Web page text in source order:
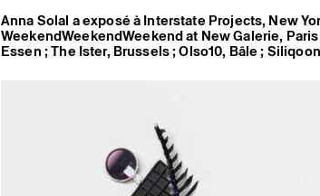
Anna Solal a exposé à Interstate Projects, New
WeekendWeekendWeekend at New Galerie,
Essen ; The Ister, Brussels ; Olso10, Bâle ;